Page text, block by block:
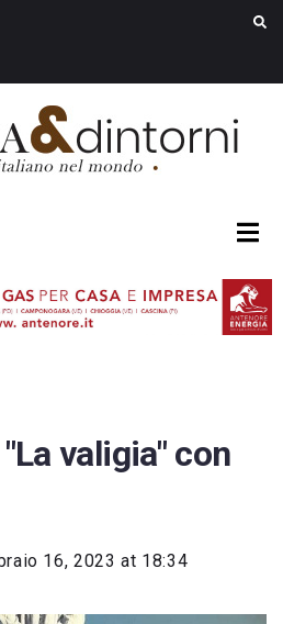
valigia" con
16, 2023 at 18:34